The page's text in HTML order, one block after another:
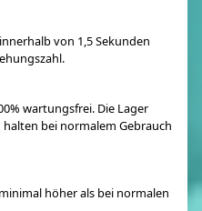
von 1,5 Sekunden
wartungsfrei. Die Lager
bei normalem Gebrauch
höher als bei normalen